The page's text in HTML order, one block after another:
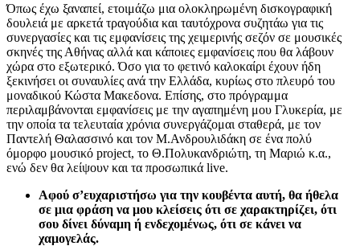
Όπως έχω ξαναπεί, ετοιμάζω μια ολοκληρωμένη δισκογραφική
δουλειά με αρκετά τραγούδια και ταυτόχρονα συζητάω για τις
συνεργασίες και τις εμφανίσεις της χειμερινής σεζόν σε μουσικές
σκηνές της Αθήνας αλλά και κάποιες εμφανίσεις που θα λάβουν
χώρα στο εξωτερικό. Όσο για το φετινό καλοκαίρι έχουν ήδη
ξεκινήσει οι συναυλίες ανά την Ελλάδα, κυρίως στο πλευρό του
μοναδικού Κώστα Μακεδονα. Επίσης, στο πρόγραμμα
περιλαμβάνονται εμφανίσεις με την αγαπημένη μου Γλυκερία, με
την οποία τα τελευταία χρόνια συνεργάζομαι σταθερά, με τον
Παντελή Θαλασσινό και τον Μ.Ανδρουλιδάκη σε ένα πολύ
όμορφο μουσικό project, το Θ.Πολυκανδριώτη, τη Μαριώ κ.α.,
ενώ δεν θα λείψουν και τα προσωπικά live.
Αφού σ’ευχαριστήσω για την κουβέντα αυτή, θα ήθελα
σε μια φράση να μου κλείσεις ότι σε χαρακτηρίζει, ότι
σου δίνει δύναμη ή ενδεχομένως, ότι σε κάνει να
χαμογελάς.